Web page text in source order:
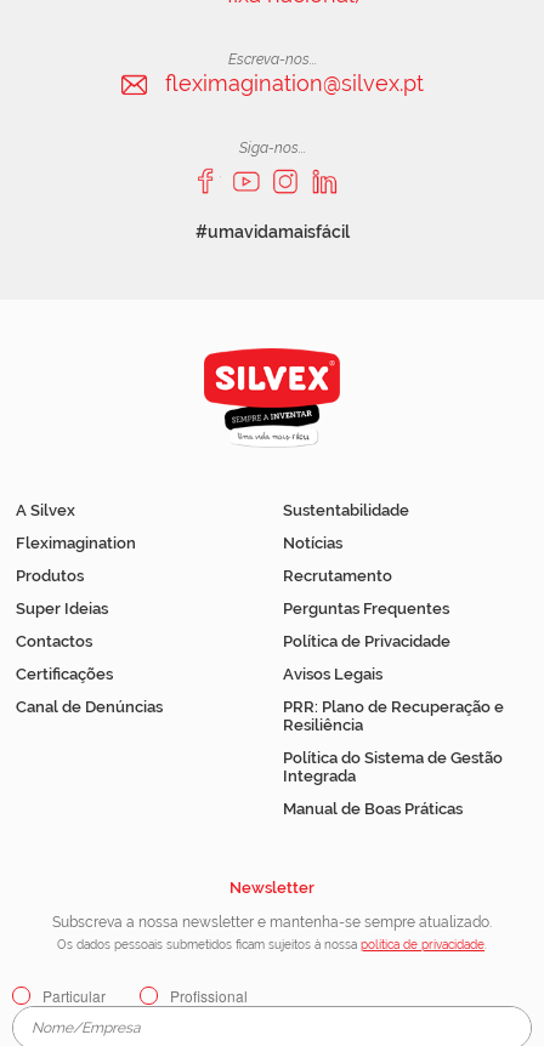
Escreva-nos...
fleximagination@silvex.pt
Siga-nos...
#umavidamaisfácil
A Silvex
Fleximagination
Produtos
Super Ideias
Contactos
Certificações
Canal de Denúncias
Sustentabilidade
Notícias
Recrutamento
Perguntas Frequentes
Política de Privacidade
Avisos Legais
PRR: Plano de Recuperação e
Resiliência
Política do Sistema de Gestão
Integrada
Manual de Boas Práticas
Newsletter
Subscreva a nossa newsletter e mantenha-se sempre atualizado.
Os dados pessoais submetidos ficam sujeitos à nossa política de privacidade
Particular Profissional